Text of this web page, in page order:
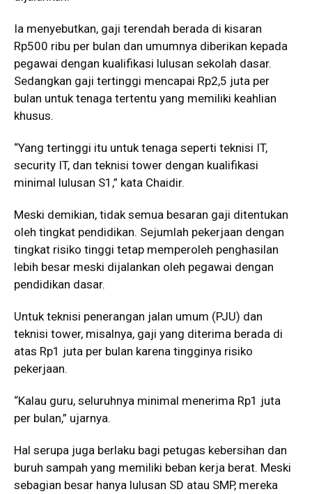
Ia menyebutkan, gaji terendah berada di kisaran
Rp500 ribu per bulan dan umumnya diberikan kepada
pegawai dengan kualifikasi lulusan sekolah dasar.
Sedangkan gaji tertinggi mencapai Rp2,5 juta per
bulan untuk tenaga tertentu yang memiliki keahlian
khusus.
“Yang tertinggi itu untuk tenaga seperti teknisi IT,
security IT, dan teknisi tower dengan kualifikasi
minimal lulusan S1,” kata Chaidir.
Meski demikian, tidak semua besaran gaji ditentukan
oleh tingkat pendidikan. Sejumlah pekerjaan dengan
tingkat risiko tinggi tetap memperoleh penghasilan
lebih besar meski dijalankan oleh pegawai dengan
pendidikan dasar.
Untuk teknisi penerangan jalan umum (PJU) dan
teknisi tower, misalnya, gaji yang diterima berada di
atas Rp1 juta per bulan karena tingginya risiko
pekerjaan.
“Kalau guru, seluruhnya minimal menerima Rp1 juta
per bulan,” ujarnya.
Hal serupa juga berlaku bagi petugas kebersihan dan
buruh sampah yang memiliki beban kerja berat. Meski
sebagian besar hanya lulusan SD atau SMP, mereka